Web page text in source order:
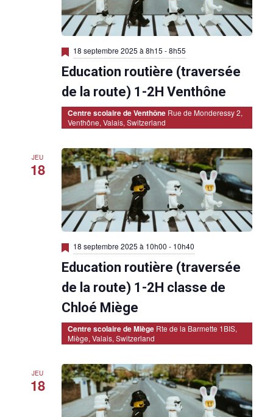
M
i
s
e
n
a
v
a
n
18 septembre 2025 à 8h15 -8h55
Education routière (traversée
de la route) 1-2H Venthône
Centre scolaire de Venthône Rue de Monderessy 2,
Venthône, Valais, Switzerland
JEU
18
M
i
s
e
n
a
v
a
n
t
18 septembre 2025 à 10h00 - 10h40
Education routière (traversée
de la route) 1-2H classe de
Chloé Miège
Centre scolaire de Miège Rte de la Barmette 1BIS,
Miège, Valais, Switzerland
JEU
18